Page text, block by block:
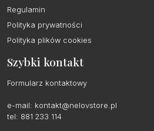
Regulamin
Polityka prywatności
Polityka plików cookies
Szybki kontakt
Formularz kontaktowy
e-mail: kontakt@nelovstore.pl
tel: 881 233 114